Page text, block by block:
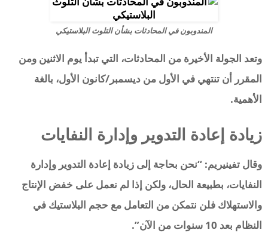
المندوبون في المحادثات بشأن التلوث البلاستيكي
وتعد الجولة الأخيرة من المحادثات، التي تبدأ يوم الاثنين ومن
المقرر أن تنتهي في الأول من ديسمبر/كانون الأول، بالغة
الأهمية.
زيادة إعادة التدوير وإدارة النفايات
وقال تفينيريم: “نحن بحاجة إلى زيادة إعادة التدوير وإدارة
النفايات، بطبيعة الحال، ولكن إذا لم نعمل على خفض الإنتاج
والاستهلاك فلن نتمكن من التعامل مع حجم البلاستيك في
النظام بعد 10 سنوات من الآن”.